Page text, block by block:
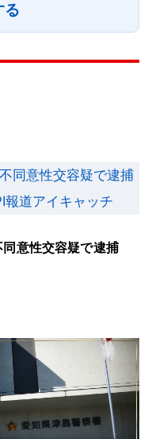
る
同意性交容疑で逮捕